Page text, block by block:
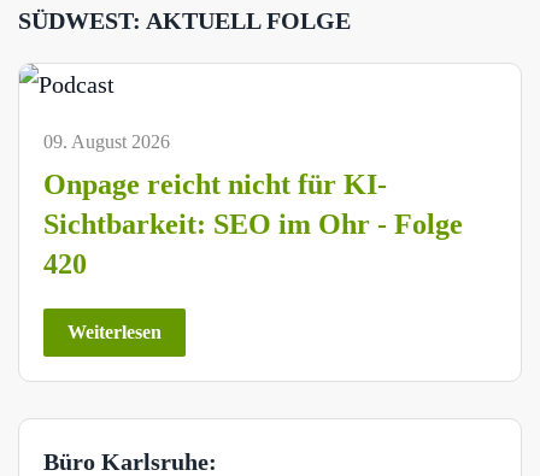
SÜDWEST: AKTUELL FOLGE
09. August 2026
Onpage reicht nicht für KI-
Sichtbarkeit: SEO im Ohr - Folge
420
Weiterlesen
Büro Karlsruhe: